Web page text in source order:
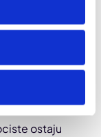
u pipcima.
se aktivira i
meduza to
ostaju